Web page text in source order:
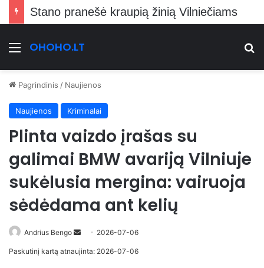
Stano pranešė kraupią žinią Vilniečiams
Meniu
OHOHO.LT
Pagrindinis / Naujienos
Naujienos Kriminalai
Plinta vaizdo įrašas su
galimai BMW avariją Vilniuje
sukėlusia mergina: vairuoja
sėdėdama ant kelių
Andrius Bengo
Send 2026-07-06
Paskutinį kartą atnaujinta: 2026-07-06